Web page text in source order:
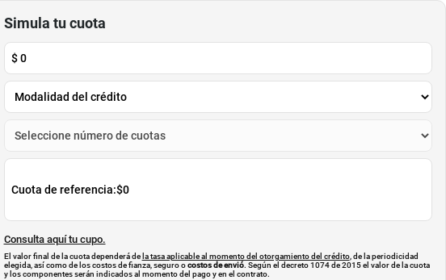
Simula tu cuota
$0
Cuota de referencia:$0
Consulta aquí tu cupo.
El valor final de la cuota dependerá de la tasa aplicable al momento del otorgamiento del crédito, de la periodicidad
elegida, así como de los costos de fianza, seguro ocostos de envió. Según el decreto 1074 de 2015 el valor de la cuota
y los componentes serán indicados al momento del pago y en el contrato.